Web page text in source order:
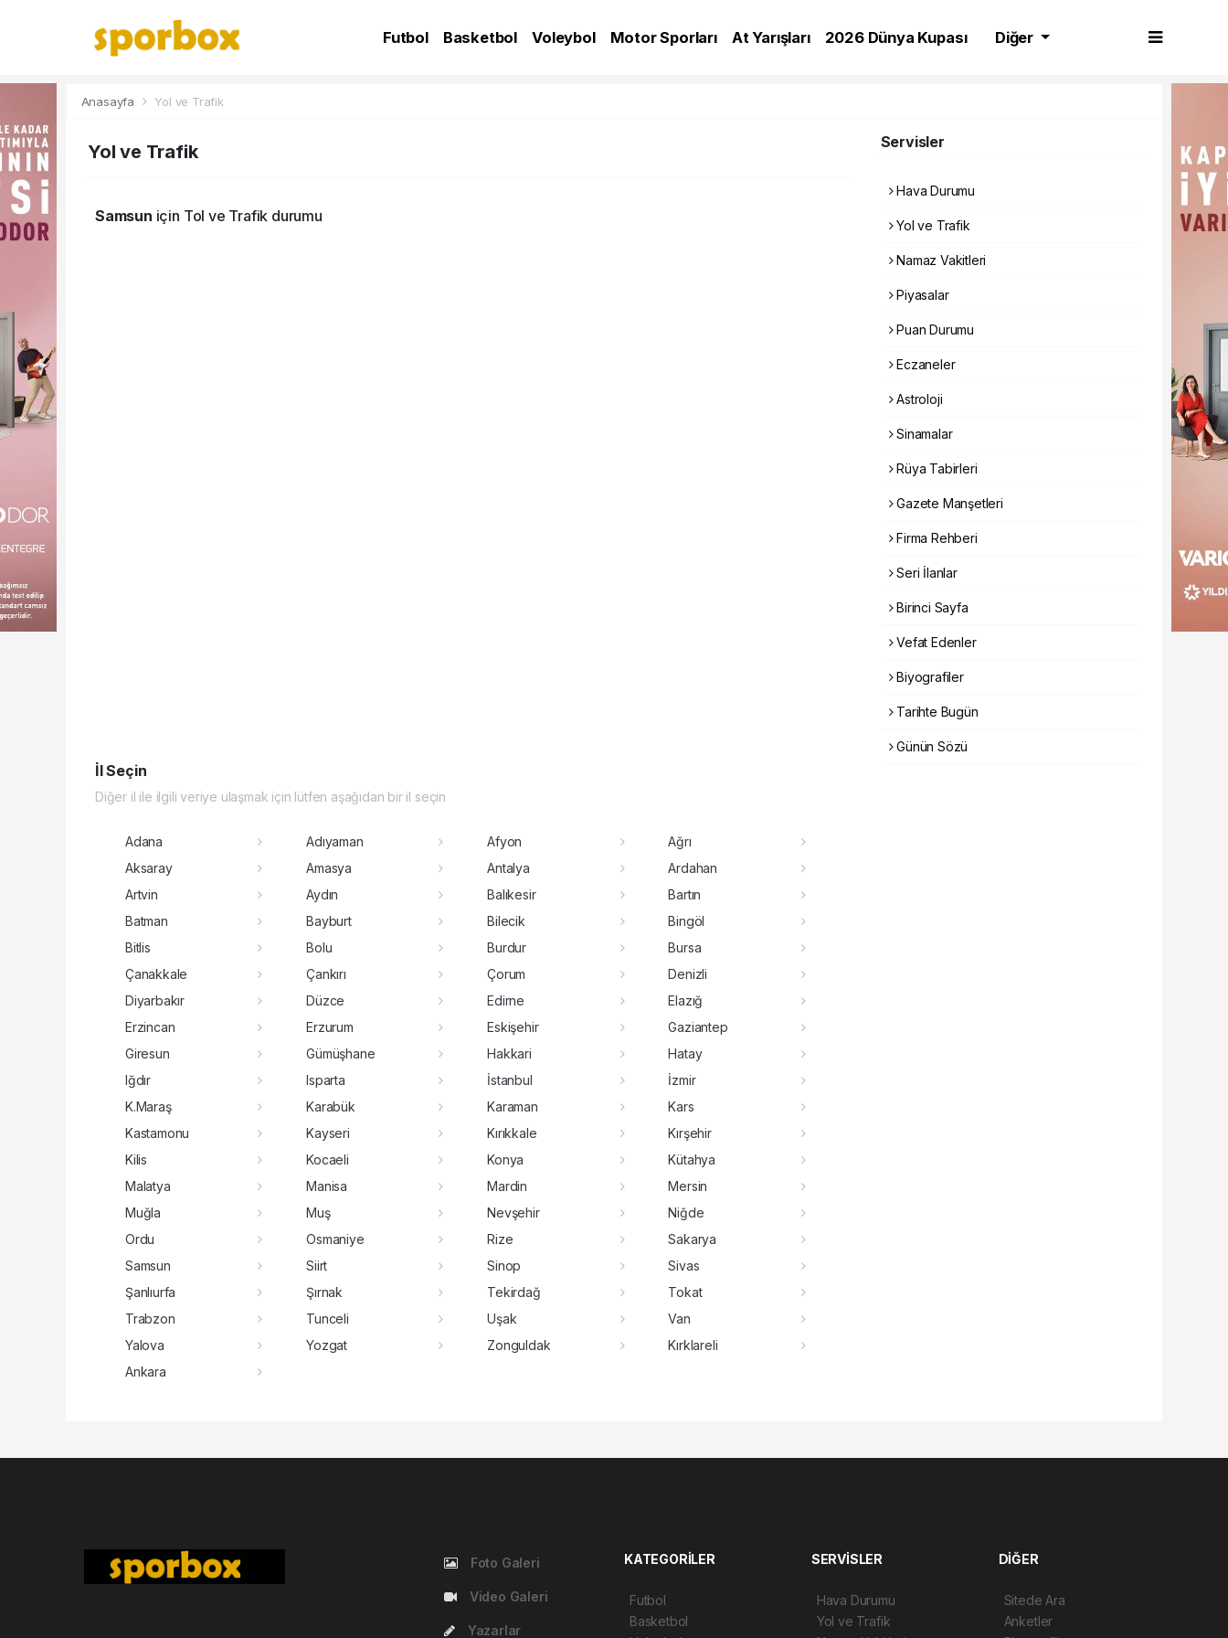
Futbol Basketbol Voleybol Motor Sporları At Yarışları
2026 Dünya Kupası
Diğer
Anasayfa Yol ve Trafik
Yol ve Trafik
Samsun için Tol ve Trafik durumu
İl Seçin
Diğer il ile ilgili veriye ulaşmak için lütfen aşağıdan bir il seçin
Adana Adıyaman Afyon
Ağrı
Aksaray
Amasya Antalya
Ardahan
Artvin
Aydın Balıkesir
Bartın
Batman
Bayburt Bilecik
Bingöl
Bitlis
Bolu Burdur
Bursa
Çanakkale
Çankırı Çorum
Denizli
Diyarbakır
Düzce Edirne
Elazığ
Erzincan
Erzurum Eskişehir
Gaziantep
Giresun
Gümüşhane Hakkari
Hatay
Iğdır
Isparta İstanbul
İzmir
K.Maraş
Karabük Karaman
Kars
Kastamonu
Kayseri Kırıkkale
Kırşehir
Kilis
Kocaeli Konya
Kütahya
Malatya
Manisa Mardin
Mersin
Muğla
Muş Nevşehir
Niğde
Ordu
Osmaniye Rize
Sakarya
Samsun
Siirt Sinop
Sivas
Şanlıurfa
Şırnak Tekirdağ
Tokat
Trabzon
Tunceli Uşak
Van
Yalova
Yozgat Zonguldak
Kırklareli
Ankara
Servisler
Hava Durumu
Yol ve Trafik
Namaz Vakitleri
Piyasalar
Puan Durumu
Eczaneler
Astroloji
Sinamalar
Rüya Tabirleri
Gazete Manşetleri
Firma Rehberi
Seri İlanlar
Birinci Sayfa
Vefat Edenler
Biyografiler
Tarihte Bugün
Günün Sözü
Foto Galeri
Video Galeri
Yazarlar
KATEGORİLER
Futbol
Basketbol
SERVİSLER
Hava Durumu
Yol ve Trafik
DİĞER
Sitede Ara
Anketler